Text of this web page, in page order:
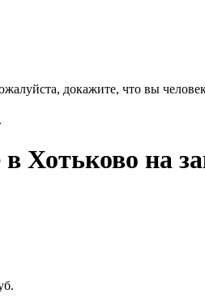
докажите, что вы
в Хотьково на